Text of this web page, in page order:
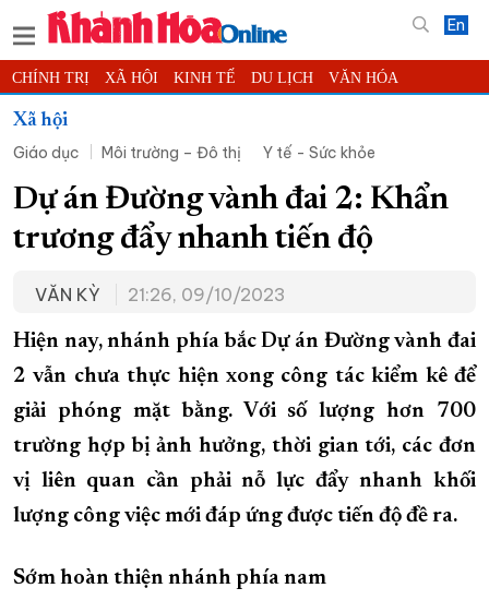
En
CHÍNH TRỊ XÃ HỘI KINH TẾ DU LỊCH VĂN HÓA
THỂ THAO
KHOA HỌC - CÔNG NGHỆ PHÁP LUẬT BẠN ĐỌC
THẾ GIỚI MULTIMEDIA VIDEO ĐỌC BÁO ONLINE
PODCAST THÔNG TIN - QUẢNG CÁO
TRƯỜNG SA BIỂN ĐẢO QUÊ HƯƠNG
CHUNG TAY CẢI CÁCH HÀNH CHÍNH
XÂY DỰNG NÔNG THÔN MỚI LỊCH CẮT ĐIỆN
TÀU - XE - MÁY BAY
KỶ NIỆM 370 NĂM XÂY DỰNG VÀ PHÁT TRIỂN TỈNH KHÁNH HÒA
KHOẢNH KHẮC ĐẸP XỨ TRẦM
XÂY DỰNG KHÁNH HÒA TRỞ THÀNH THÀNH PHỐ TRỰC THUỘC
Xã hội
Giáo dục
Môi trường – Đô thị Y tế - Sức khỏe
Dự án Đường vành đai 2: Khẩn
trương đẩy nhanh tiến độ
VĂN KỲ 21:26, 09/10/2023
Hiện nay, nhánh phía bắc Dự án Đường vành đai
2 vẫn chưa thực hiện xong công tác kiểm kê để
giải phóng mặt bằng. Với số lượng hơn 700
trường hợp bị ảnh hưởng, thời gian tới, các đơn
vị liên quan cần phải nỗ lực đẩy nhanh khối
lượng công việc mới đáp ứng được tiến độ đề ra.
Sớm hoàn thiện nhánh phía nam